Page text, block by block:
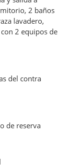
2 baños
lavadero,
2 equipos de
del contra
de reserva